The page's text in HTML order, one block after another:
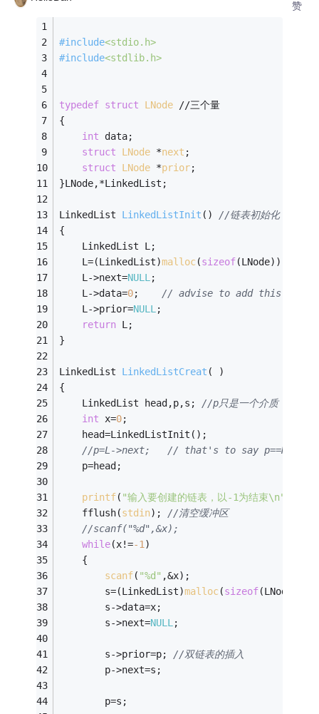
#include<stdio.h>
#include<stdlib.h>
typedef struct LNode //三个量
{
int data;
struct
LNode *next ;
struct
LNode *prior;
}LNode,*LinkedList;
LinkedList LinkedListInit ()
//链表初始化
{
    LinkedList L;
    L=(LinkedList)
malloc(sizeof(LNode));
    L->next=
NULL ;
	L->data=
0; // advise to add this line
    L->prior=
NULL ;
return L;
}
LinkedList LinkedListCreat ( )
{
    LinkedList head,p,s;
//p只是一个介质
int x=0;
    head=LinkedListInit();
//p=L->next;   // that's to say
	p=head;
printf( "输入要创建的链表，以-1为结束\n"
    fflush(
stdin); //清空缓冲区
//scanf("%d",&x);
while(x!=-1 )
    {
scanf( "%d" ,&x);
        s=(LinkedList)
malloc(sizeof(LNode));
        s->data=x;
        s->next=
NULL
        s->prior=p;
        p->next=s;
        p=s;
赞